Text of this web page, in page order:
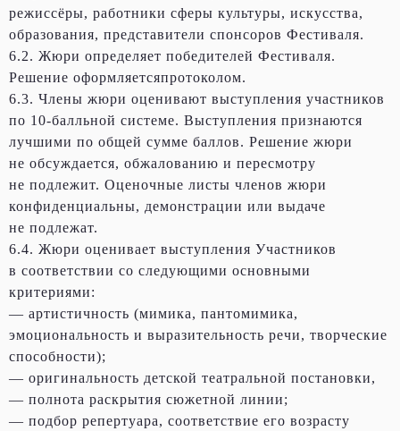
режиссёры, работники сферы культуры, искусства,
образования, представители спонсоров Фестиваля.
6.2. Жюри определяет победителей Фестиваля.
Решение оформляетсяпротоколом.
6.3. Члены жюри оценивают выступления участников
по 10-балльной системе. Выступления признаются
лучшими по общей сумме баллов. Решение жюри
не обсуждается, обжалованию и пересмотру
не подлежит. Оценочные листы членов жюри
конфиденциальны, демонстрации или выдаче
не подлежат.
6.4. Жюри оценивает выступления Участников
в соответствии со следующими основными
критериями:
— артистичность (мимика, пантомимика,
эмоциональность и выразительность речи, творческие
способности);
— оригинальность детской театральной постановки,
— полнота раскрытия сюжетной линии;
— подбор репертуара, соответствие его возрасту